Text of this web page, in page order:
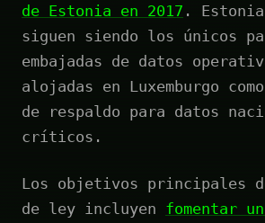
de Estonia en 2017 . Estonia
siguen siendo los únicos
embajadas de datos
alojadas en Luxemburgo
de respaldo para datos
críticos.
Los objetivos principales
de ley incluyen fomentar